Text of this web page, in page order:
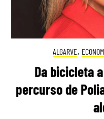
ALGARVE,
Da bicicleta
percurso de